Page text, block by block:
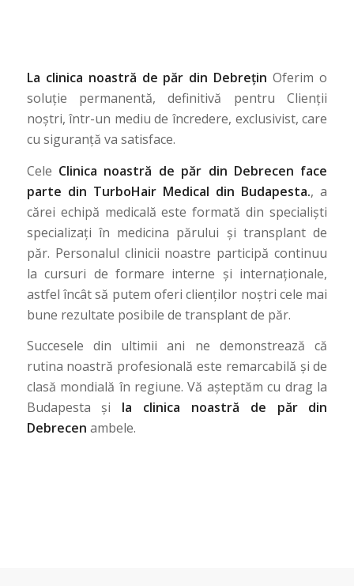
La clinica noastră de păr din Debrețin Oferim o
soluție permanentă, definitivă pentru Clienții
noștri, într-un mediu de încredere, exclusivist, care
cu siguranță va satisface.
Cele Clinica noastră de păr din Debrecen face
parte din TurboHair Medical din Budapesta., a
cărei echipă medicală este formată din specialiști
specializați în medicina părului și transplant de
păr. Personalul clinicii noastre participă continuu
la cursuri de formare interne și internaționale,
astfel încât să putem oferi clienților noștri cele mai
bune rezultate posibile de transplant de păr.
Succesele din ultimii ani ne demonstrează că
rutina noastră profesională este remarcabilă și de
clasă mondială în regiune. Vă așteptăm cu drag la
Budapesta și la clinica noastră de păr din
Debrecen ambele.